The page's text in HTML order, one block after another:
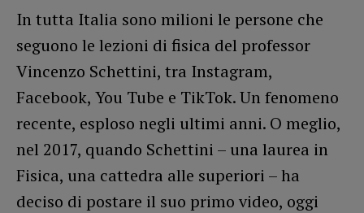
In tutta Italia sono milioni le persone che
seguono le lezioni di fisica del professor
Vincenzo Schettini, tra Instagram,
Facebook, You Tube e TikTok. Un fenomeno
recente, esploso negli ultimi anni. O meglio,
nel 2017, quando Schettini – una laurea in
Fisica, una cattedra alle superiori – ha
deciso di postare il suo primo video, oggi